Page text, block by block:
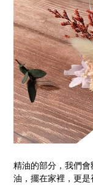
精油的部分，我們
油，擺在家裡，更